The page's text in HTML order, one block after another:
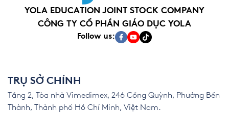
YOLA EDUCATION JOINT STOCK COMPANY
CÔNG TY CỔ PHẦN GIÁO DỤC YOLA
Follow us:
TRỤ SỞ CHÍNH
Tầng 2, Tòa nhà Vimedimex, 246 Cống Quỳnh, Phường Bến
Thành, Thành phố Hồ Chí Minh, Việt Nam.